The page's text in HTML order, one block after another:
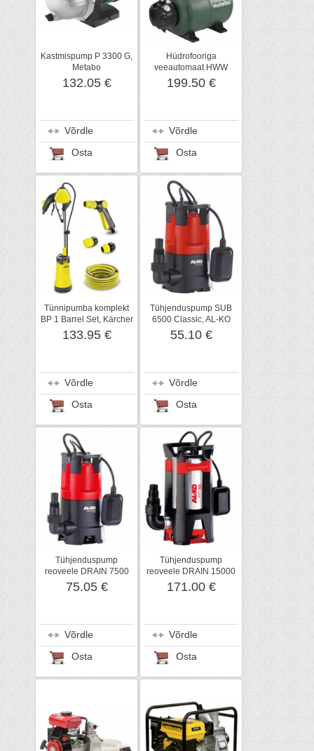
Kastmispump P 3300 G,
Metabo
132.05 €
Võrdle
Osta
Hüdrofooriga
veeautomaat HWW
3300/25, Metabo
199.50 €
Võrdle
Osta
Tünnipumba komplekt
BP 1 Barrel Set, Kärcher
133.95 €
Võrdle
Osta
Tühjenduspump SUB
6500 Classic, AL-KO
55.10 €
Võrdle
Osta
Tühjenduspump
reoveele DRAIN 7500
Classic, AL-KO
75.05 €
Võrdle
Osta
Tühjenduspump
reoveele DRAIN 15000
Inox, AL-KO
171.00 €
Võrdle
Osta